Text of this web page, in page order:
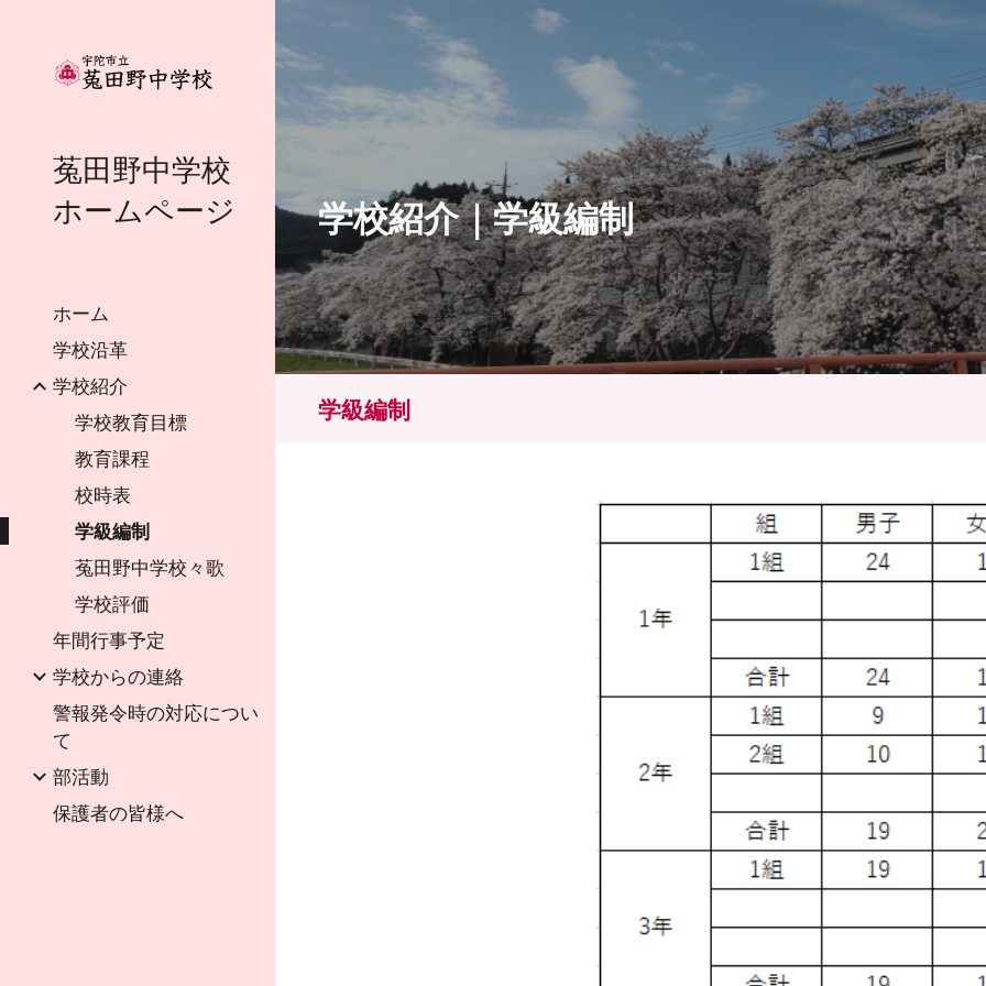
菟田野中学校
ホームページ
ホーム
学校沿革
学校紹介
学校教育目標
教育課程
校時表
学級編制
菟田野中学校々歌
学校評価
年間行事予定
学校からの連絡
警報発令時の対応につい
て
部活動
保護者の皆様へ
学校紹介｜学級編制
学級編制